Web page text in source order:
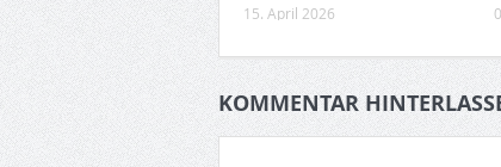
15. April 2026
KOMMENTAR